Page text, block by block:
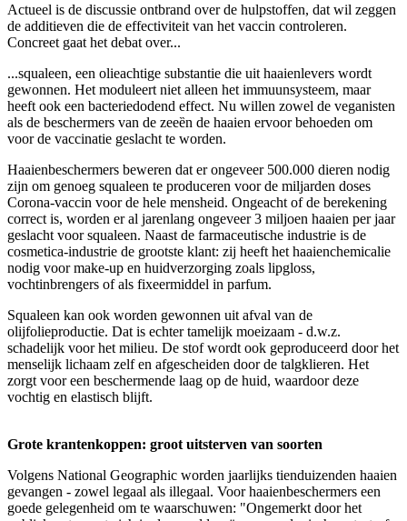
Actueel is de discussie ontbrand over de hulpstoffen, dat wil zeggen
de additieven die de effectiviteit van het vaccin controleren.
Concreet gaat het debat over...
...squaleen, een olieachtige substantie die uit haaienlevers wordt
gewonnen. Het moduleert niet alleen het immuunsysteem, maar
heeft ook een bacteriedodend effect. Nu willen zowel de veganisten
als de beschermers van de zeeȅn de haaien ervoor behoeden om
voor de vaccinatie geslacht te worden.
Haaienbeschermers beweren dat er ongeveer 500.000 dieren nodig
zijn om genoeg squaleen te produceren voor de miljarden doses
Corona-vaccin voor de hele mensheid. Ongeacht of de berekening
correct is, worden er al jarenlang ongeveer 3 miljoen haaien per jaar
geslacht voor squaleen. Naast de farmaceutische industrie is de
cosmetica-industrie de grootste klant: zij heeft het haaienchemicalie
nodig voor make-up en huidverzorging zoals lipgloss,
vochtinbrengers of als fixeermiddel in parfum.
Squaleen kan ook worden gewonnen uit afval van de
olijfolieproductie. Dat is echter tamelijk moeizaam - d.w.z.
schadelijk voor het milieu. De stof wordt ook geproduceerd door het
menselijk lichaam zelf en afgescheiden door de talgklieren. Het
zorgt voor een beschermende laag op de huid, waardoor deze
vochtig en elastisch blijft.
Grote krantenkoppen: groot uitsterven van soorten
Volgens National Geographic worden jaarlijks tienduizenden haaien
gevangen - zowel legaal als illegaal. Voor haaienbeschermers een
goede gelegenheid om te waarschuwen: "Ongemerkt door het